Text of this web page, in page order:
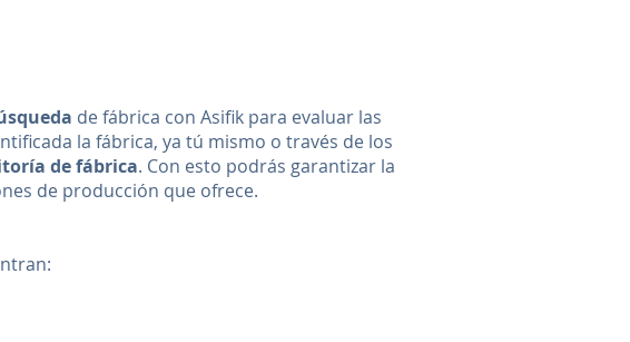
de fábrica con Asifik para evaluar las
la fábrica, ya tú mismo o través de los
de fábrica. Con esto podrás garantizar la
de producción que ofrece.